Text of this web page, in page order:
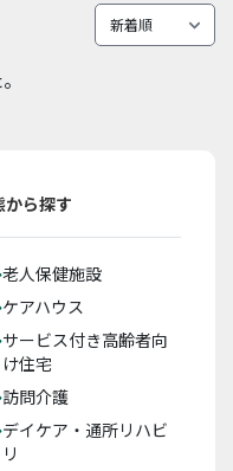
ら探す
老人保健施設
ケアハウス
サービス付き高齢者向
け住宅
訪問介護
デイケア・通所リハビ
リ